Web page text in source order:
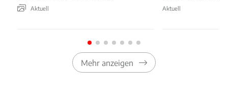
Aktuell Aktuell
Mehr anzeigen